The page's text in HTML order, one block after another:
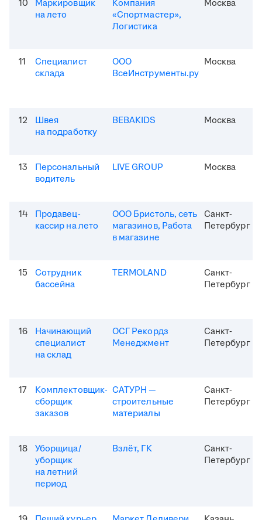
10
Маркировщик
на лето
Компания
«Спортмастер»,
Логистика
Москва
11
Специалист
склада
ООО
ВсеИнструменты.ру
Москва
12
Швея
на подработку
BEBAKIDS Москва
13
Персональный
водитель
LIVE GROUP Москва
14
Продавец-
кассир на лето
ООО Бристоль, сеть
магазинов, Работа
в магазине
Санкт-
Петербург
15
Сотрудник
бассейна
TERMOLAND
Санкт-
Петербург
16
Начинающий
специалист
на склад
ОСГ Рекордз
Менеджмент
Санкт-
Петербург
17
Комплектовщик-
сборщик
заказов
САТУРН —
строительные
материалы
Санкт-
Петербург
18
Уборщица/
уборщик
на летний
период
Взлёт, ГК
Санкт-
Петербург